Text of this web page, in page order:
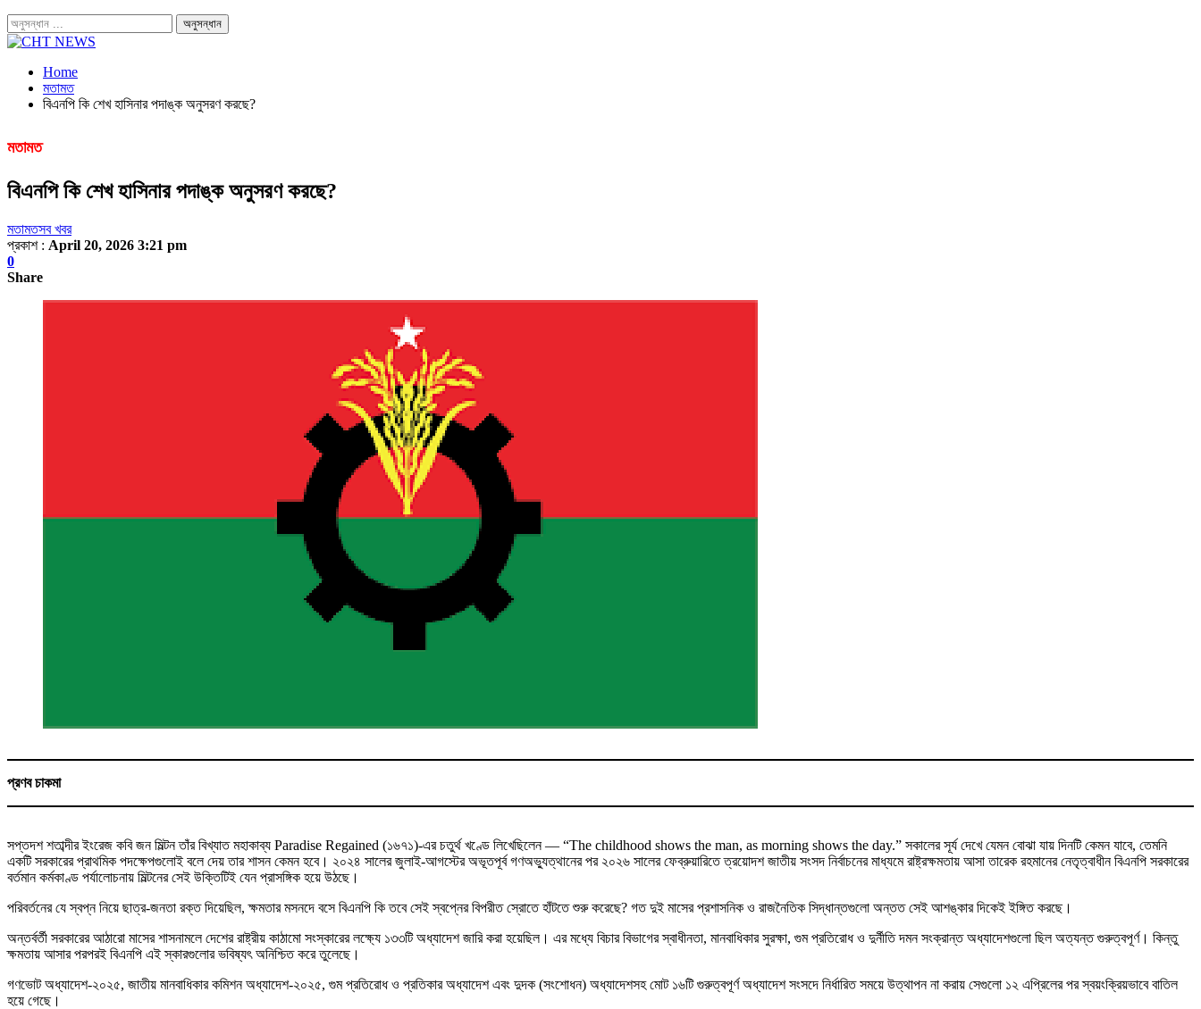
Home
মতামত
বিএনপি কি শেখ হাসিনার পদাঙ্ক অনুসরণ করছে?
মতামত
বিএনপি কি শেখ হাসিনার পদাঙ্ক অনুসরণ করছে?
মতামতসব খবর
প্রকাশ : April 20, 2026 3:21 pm
0
Share
প্রণব চাকমা
সপ্তদশ শতাব্দীর ইংরেজ কবি জন মিল্টন তাঁর বিখ্যাত মহাকাব্য Paradise Regained (১৬৭১)-এর চতুর্থ খণ্ডে লিখেছিলেন — “The childhood shows the man, as morning shows the day.” সকালের সূর্য দেখে যেমন বোঝা যায় দিনটি কেমন যাবে, তেমনি
একটি সরকারের প্রাথমিক পদক্ষেপগুলোই বলে দেয় তার শাসন কেমন হবে। ২০২৪ সালের জুলাই-আগস্টের অভূতপূর্ব গণঅভ্যুত্থানের পর ২০২৬ সালের ফেব্রুয়ারিতে ত্রয়োদশ জাতীয় সংসদ নির্বাচনের মাধ্যমে রাষ্ট্রক্ষমতায় আসা তারেক রহমানের নেতৃত্বাধীন বিএনপি সরকারের
বর্তমান কর্মকাণ্ড পর্যালোচনায় মিল্টনের সেই উক্তিটিই যেন প্রাসঙ্গিক হয়ে উঠছে।
পরিবর্তনের যে স্বপ্ন নিয়ে ছাত্র-জনতা রক্ত দিয়েছিল, ক্ষমতার মসনদে বসে বিএনপি কি তবে সেই স্বপ্নের বিপরীত স্রোতে হাঁটতে শুরু করেছে? গত দুই মাসের প্রশাসনিক ও রাজনৈতিক সিদ্ধান্তগুলো অন্তত সেই আশঙ্কার দিকেই ইঙ্গিত করছে।
অন্তর্বর্তী সরকারের আঠারো মাসের শাসনামলে দেশের রাষ্ট্রীয় কাঠামো সংস্কারের লক্ষ্যে ১৩৩টি অধ্যাদেশ জারি করা হয়েছিল। এর মধ্যে বিচার বিভাগের স্বাধীনতা, মানবাধিকার সুরক্ষা, গুম প্রতিরোধ ও দুর্নীতি দমন সংক্রান্ত অধ্যাদেশগুলো ছিল অত্যন্ত গুরুত্বপূর্ণ। কিন্তু
ক্ষমতায় আসার পরপরই বিএনপি এই স্কারগুলোর ভবিষ্যৎ অনিশ্চিত করে তুলেছে।
গণভোট অধ্যাদেশ-২০২৫, জাতীয় মানবাধিকার কমিশন অধ্যাদেশ-২০২৫, গুম প্রতিরোধ ও প্রতিকার অধ্যাদেশ এবং দুদক (সংশোধন) অধ্যাদেশসহ মোট ১৬টি গুরুত্বপূর্ণ অধ্যাদেশ সংসদে নির্ধারিত সময়ে উত্থাপন না করায় সেগুলো ১২ এপ্রিলের পর স্বয়ংক্রিয়ভাবে বাতিল
হয়ে গেছে।